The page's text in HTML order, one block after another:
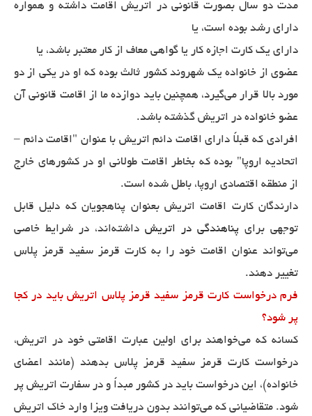
مدت دو سال بصورت قانونی در اتریش اقامت داشته و همواره
دارای رشد بوده است، یا
دارای یک کارت اجازه کار یا گواهی معاف از کار معتبر باشد، یا
عضوی از خانواده یک شهروند کشور ثالث بوده که او در یکی از دو
مورد بالا قرار می‌گیرد، همچنین باید دوازده ما از اقامت قانونی آن
عضو خانواده در اتریش گذشته باشد.
افرادی که قبلاً دارای اقامت دائم اتریش با عنوان "اقامت دائم –
اتحادیه اروپا" بوده که بخاطر اقامت طولانی او در کشورهای خارج
از منطقه اقتصادی اروپا، باطل شده است.
دارندگان کارت اقامت اتریش بعنوان پناهجویان که دلیل قابل
توجهی برای پناهندگی در اتریش داشته‌اند، در شرایط خاصی
می‌تواند عنوان اقامت خود را به کارت قرمز سفید قرمز پلاس
تغییر دهند.
فرم درخواست کارت قرمز سفید قرمز پلاس اتریش باید در کجا
پر شود؟
کسانه که می‌خواهند برای اولین عبارت اقامتی خود در اتریش،
درخواست کارت قرمز سفید قرمز پلاس بدهند (مانند اعضای
خانواده)، این درخواست باید در کشور مبداً و در سفارت اتریش پر
شود. متقاضیانی که می‌توانند بدون دریافت ویزا وارد خاک اتریش